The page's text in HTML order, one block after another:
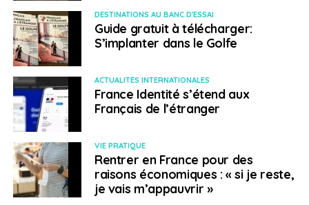
DESTINATIONS AU BANC D'ESSAI
Guide gratuit à télécharger:
S’implanter dans le Golfe
ACTUALITÉS INTERNATIONALES
France Identité s’étend aux
Français de l’étranger
VIE PRATIQUE
Rentrer en France pour des
raisons économiques : « si je reste,
je vais m’appauvrir »